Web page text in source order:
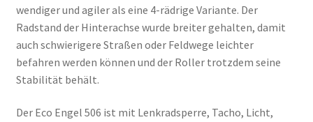
wendiger und agiler als eine 4-rädrige Variante. Der
Radstand der Hinterachse wurde breiter gehalten, damit
auch schwierigere Straßen oder Feldwege leichter
befahren werden können und der Roller trotzdem seine
Stabilität behält.
Der Eco Engel 506 ist mit Lenkradsperre, Tacho, Licht,